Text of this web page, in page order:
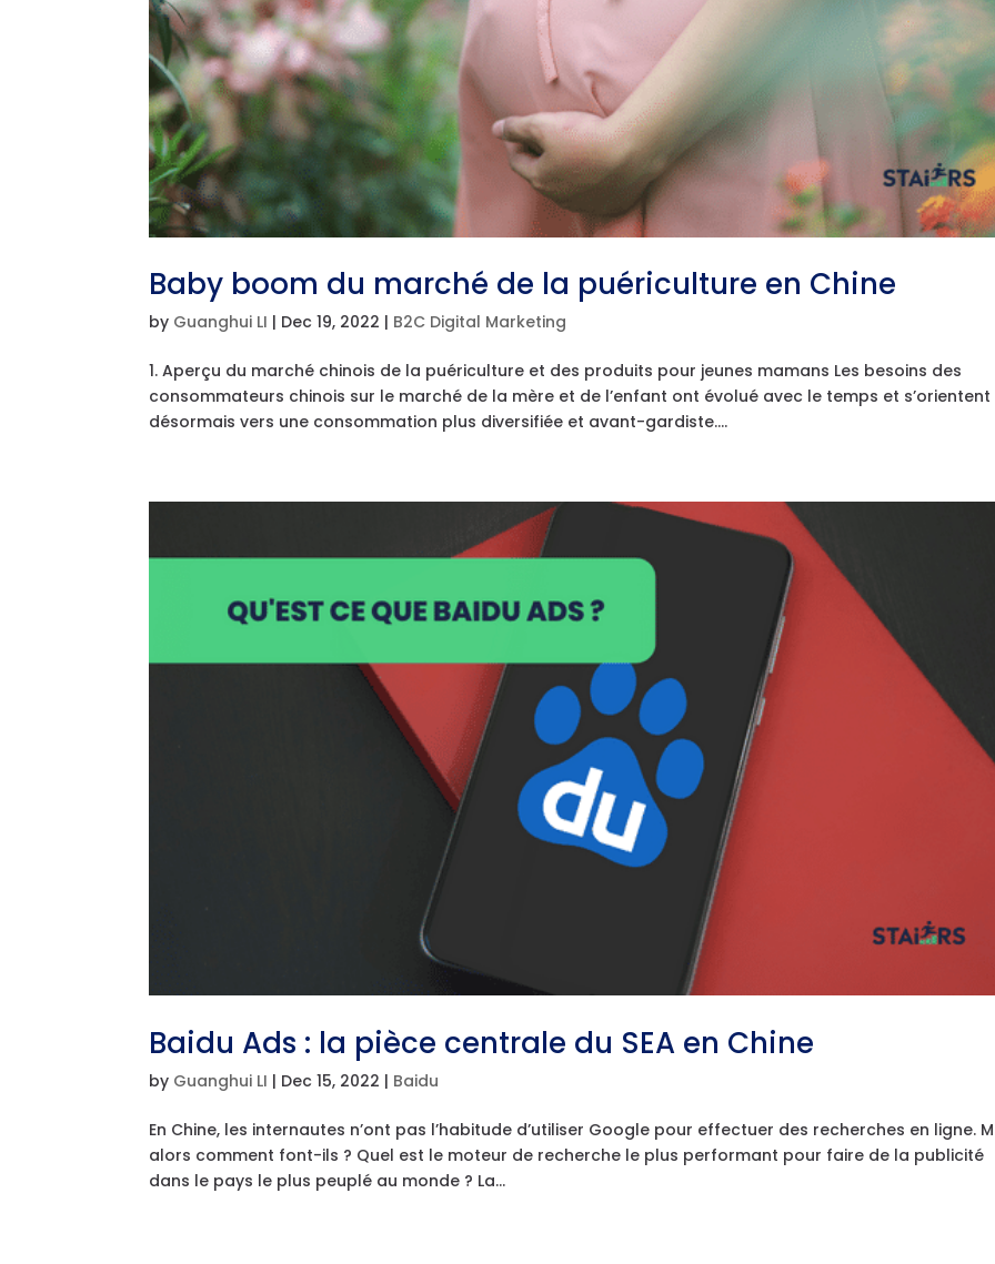
Baby boom du marché de la puériculture en Chine
by Guanghui LI | Dec 19, 2022 | B2C Digital Marketing
1. Aperçu du marché chinois de la puériculture et des produits pour jeunes mamans Les besoins des
consommateurs chinois sur le marché de la mère et de l’enfant ont évolué avec le temps et s’orientent
désormais vers une consommation plus diversifiée et avant-gardiste....
Baidu Ads : la pièce centrale du SEA en Chine
by Guanghui LI | Dec 15, 2022 | Baidu
En Chine, les internautes n’ont pas l’habitude d’utiliser Google pour effectuer des recherches en ligne.
alors comment font-ils ? Quel est le moteur de recherche le plus performant pour faire de la publicité
dans le pays le plus peuplé au monde ? La...